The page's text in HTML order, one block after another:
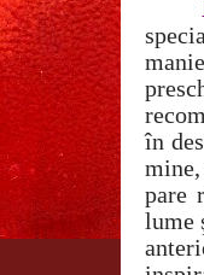
în
pare
lume